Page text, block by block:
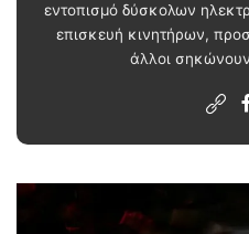
εντοπισμό δύσκολων
επισκευή κινητήρων,
άλλοι